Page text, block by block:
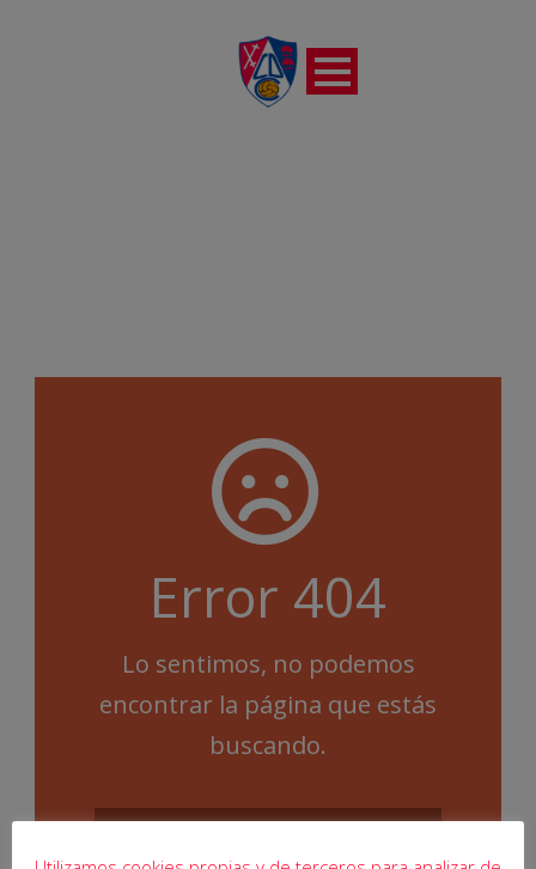
Error 404
Lo sentimos, no podemos
encontrar la página que estás
buscando.